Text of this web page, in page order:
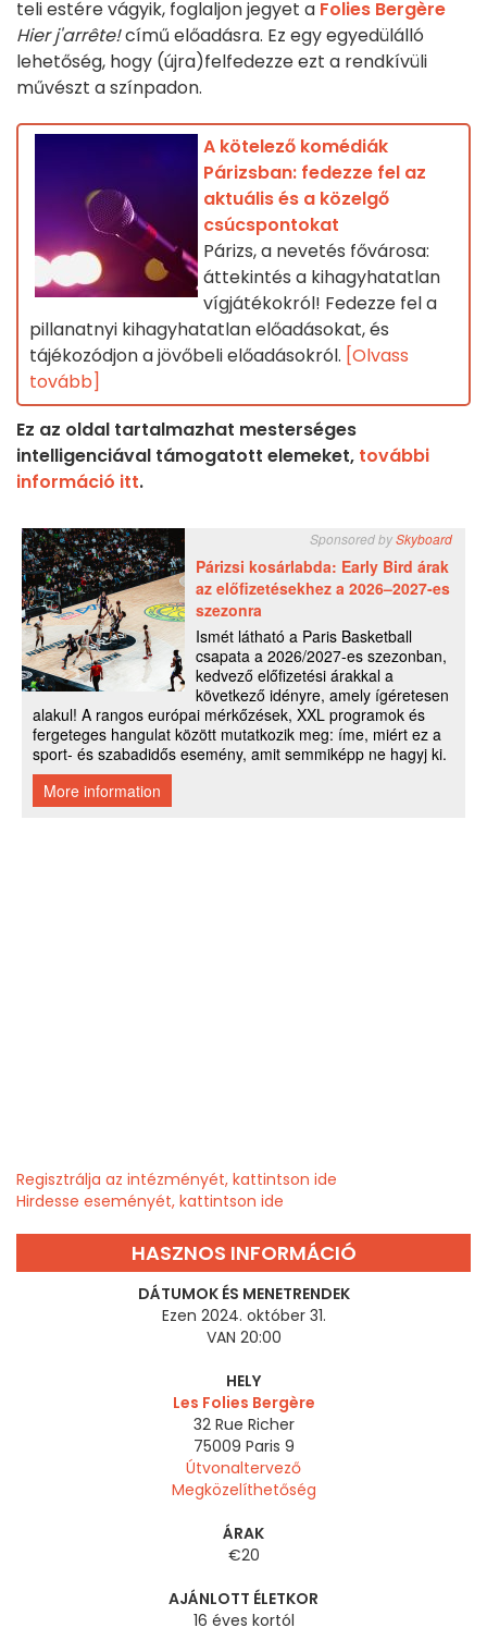
teli estére vágyik, foglaljon jegyet a Folies Bergère
Hier j'arrête!című előadásra. Ez egy egyedülálló
lehetőség, hogy (újra)felfedezze ezt a rendkívüli
művészt a színpadon.
A kötelező komédiák
Párizsban: fedezze fel az
aktuális és a közelgő
csúcspontokat
Párizs, a nevetés fővárosa:
áttekintés a kihagyhatatlan
vígjátékokról! Fedezze fel a
pillanatnyi kihagyhatatlan előadásokat, és
tájékozódjon a jövőbeli előadásokról. [Olvass
tovább]
Ez az oldal tartalmazhat mesterséges
intelligenciával támogatott elemeket, további
információ itt.
Regisztrálja az intézményét, kattintson ide
Hirdesse eseményét, kattintson ide
HASZNOS INFORMÁCIÓ
DÁTUMOK ÉS MENETRENDEK
Ezen 2024. október 31.
VAN 20:00
HELY
Les Folies Bergère
32 Rue Richer
75009 Paris 9
Útvonaltervező
Megközelíthetőség
ÁRAK
€20
AJÁNLOTT ÉLETKOR
16 éves kortól